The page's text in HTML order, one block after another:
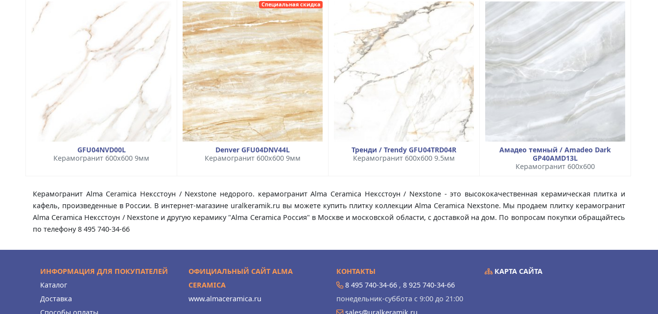
GFU04NVD00L
Керамогранит 600x600 9мм
Специальная скидка
Denver GFU04DNV44L
Керамогранит 600x600 9мм
Тренди / Trendy GFU04TRD04R
Керамогранит 600x600 9.5мм
Амадео темный / Amadeo Dark
GP40AMD13L
Керамогранит 600x600
Керамогранит Alma Ceramica Нексстоун / Nexstone недорого. керамогранит Alma Ceramica Нексстоун / Nexstone - это высококачественная керамическая плитка и
кафель, произведенные в России. В интернет-магазине uralkeramik.ru вы можете купить плитку коллекции Alma Ceramica Nexstone. Мы продаем плитку керамогранит
Alma Ceramica Нексстоун / Nexstone и другую керамику "Alma Ceramica Россия" в Москве и московской области, с доставкой на дом. По вопросам покупки обращайтесь
по телефону 8 495 740-34-66
ИНФОРМАЦИЯ ДЛЯ ПОКУПАТЕЛЕЙ
Каталог
Доставка
Способы оплаты
ОФИЦИАЛЬНЫЙ САЙТ ALMA
CERAMICA
www.almaceramica.ru
КОНТАКТЫ
8 495 740-34-66 , 8 925 740-34-66
понедельник-суббота с 9:00 до 21:00
sales@uralkeramik.ru
КАРТА САЙТА